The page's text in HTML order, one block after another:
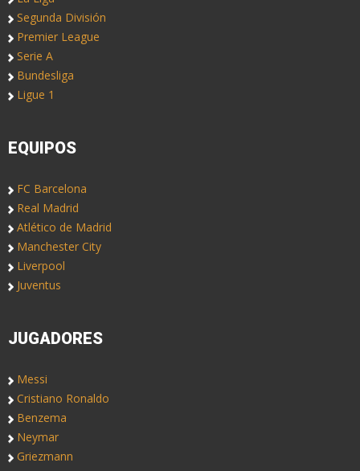
Segunda División
Premier League
Serie A
Bundesliga
Ligue 1
EQUIPOS
FC Barcelona
Real Madrid
Atlético de Madrid
Manchester City
Liverpool
Juventus
JUGADORES
Messi
Cristiano Ronaldo
Benzema
Neymar
Griezmann